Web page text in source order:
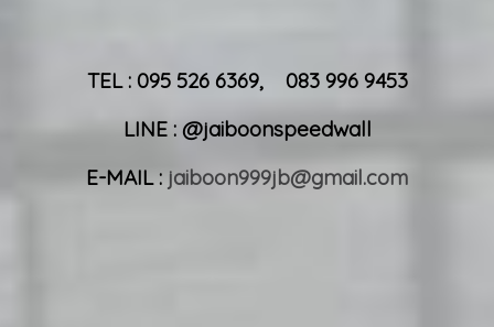
TEL : 095 526 6369, 083 996 9453
LINE : @jaiboonspeedwall
E-MAIL : jaiboon999jb@gmail.com